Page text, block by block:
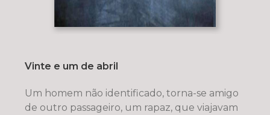
Vinte e um de abril
Um homem não identificado, torna-se amigo
de outro passageiro, um rapaz, que viajavam